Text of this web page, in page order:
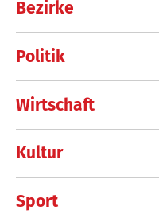
Bezirke
Politik
Wirtschaft
Kultur
Sport